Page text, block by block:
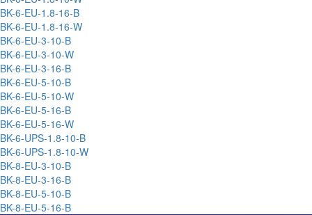
BK-6-EU-1.8-16-B
BK-6-EU-1.8-16-W
BK-6-EU-3-10-B
BK-6-EU-3-10-W
BK-6-EU-3-16-B
BK-6-EU-5-10-B
BK-6-EU-5-10-W
BK-6-EU-5-16-B
BK-6-EU-5-16-W
BK-6-UPS-1.8-10-B
BK-6-UPS-1.8-10-W
BK-8-EU-3-10-B
BK-8-EU-3-16-B
BK-8-EU-5-10-B
BK-8-EU-5-16-B